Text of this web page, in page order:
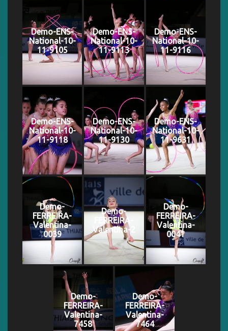
Demo-ENS-
National-10-
11-9105
Demo-ENS-
National-10-
11-9113
Demo-ENS-
National-10-
11-9116
Demo-ENS-
National-10-
11-9118
Demo-ENS-
National-10-
11-9130
Demo-ENS-
National-10-
11-9631
Demo-
FERREIRA-
Valentina-
0039
Demo-
FERREIRA-
Valentina-2
Demo-
FERREIRA-
Valentina-
0041
Demo-
FERREIRA-
Valentina-
7458
Demo-
FERREIRA-
Valentina-
7464